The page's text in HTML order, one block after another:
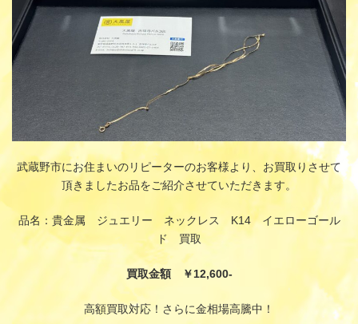
武蔵野市にお住まいのリピーターのお客様より、お買取りさせて
頂きましたお品をご紹介させていただきます。
品名：貴金属 ジュエリー ネックレス K14 イエローゴール
ド 買取
買取金額 ￥12,600-
高額買取対応！さらに金相場高騰中！